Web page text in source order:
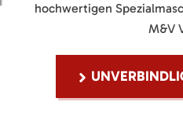
hochwertigen
M&V